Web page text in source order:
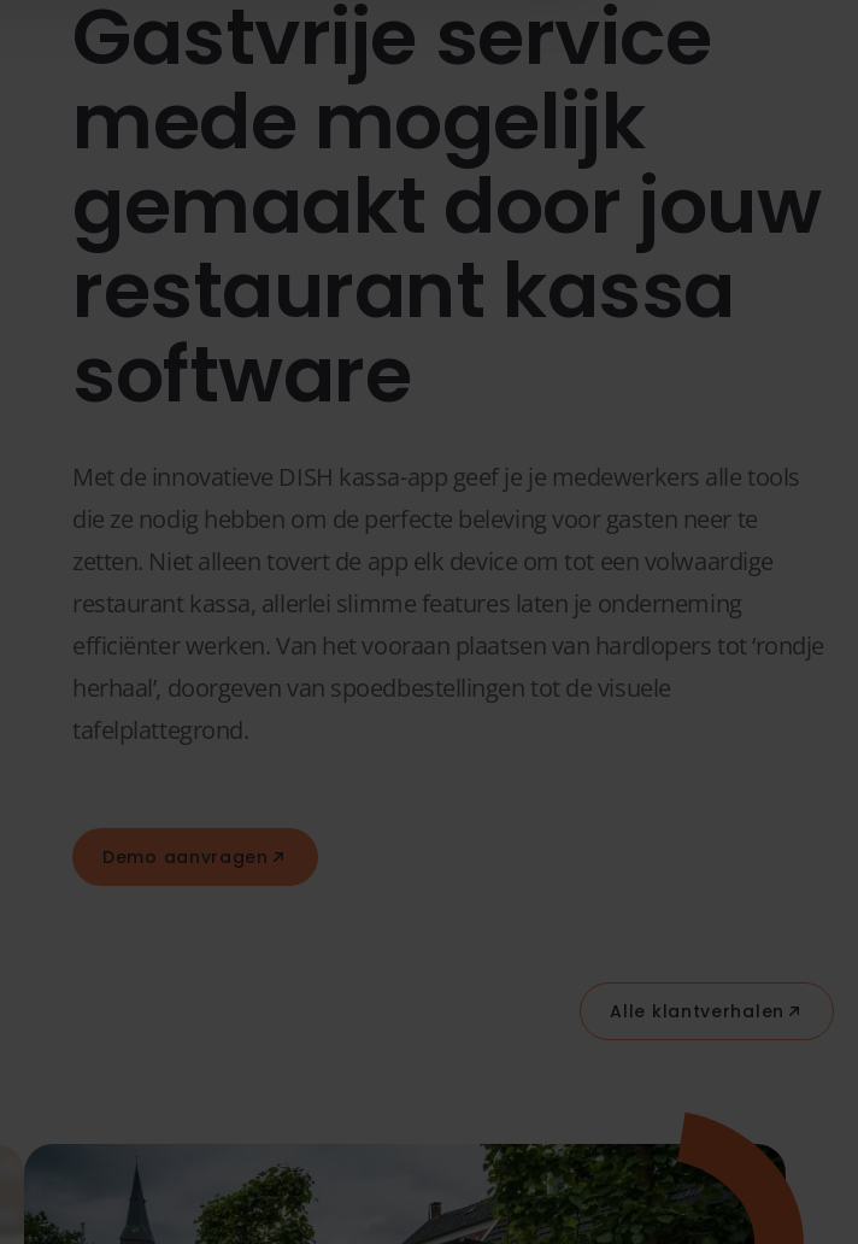
Gastvrije service
mede mogelijk
gemaakt door jouw
restaurant kassa
software
Met de innovatieve DISH kassa-app geef je je medewerkers alle tools
die ze nodig hebben om de perfecte beleving voor gasten neer te
zetten. Niet alleen tovert de app elk device om tot een volwaardige
restaurant kassa, allerlei slimme features laten je onderneming
efficiënter werken. Van het vooraan plaatsen van hardlopers tot ‘rondje
herhaal’, doorgeven van spoedbestellingen tot de visuele
tafelplattegrond.
Demo aanvragen
Alle klantverhalen